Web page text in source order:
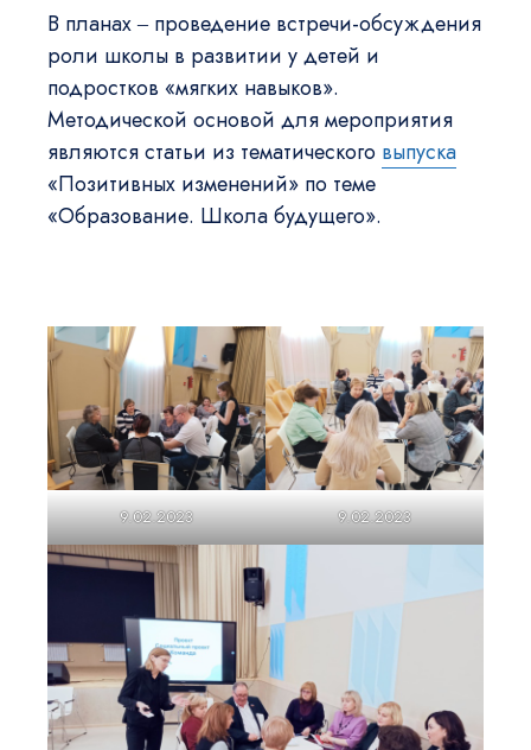
В планах ‒ проведение встречи-обсуждения
роли школы в развитии у детей и
подростков «мягких навыков».
Методической основой для мероприятия
являются статьи из тематического выпуска
«Позитивных изменений» по теме
«Образование. Школа будущего».
9.02.2023 9.02.2023